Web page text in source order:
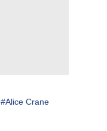
#Alice Crane